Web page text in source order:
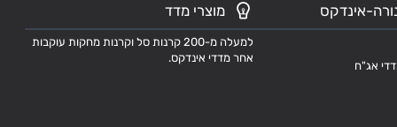
אינדקס
אג"ח
מוצרי מדד
למעלה מ-200 קרנות סל וקרנות מחקות עוקבות
אחר מדדי אינדקס.